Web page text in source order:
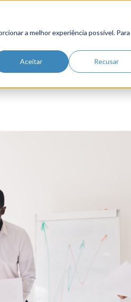
a melhor experiência possível. Para
Aceitar Recusar
do Trabalho Gestão de